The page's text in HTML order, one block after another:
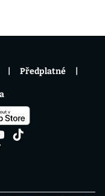
Předplatné